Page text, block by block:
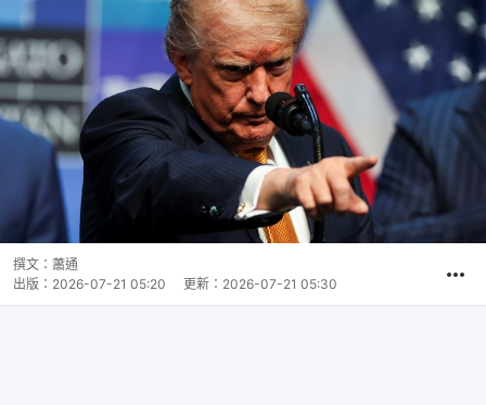
撰文： 蕭通
出版： 2026-07-21 05:20 更新： 2026-07-21 05:30